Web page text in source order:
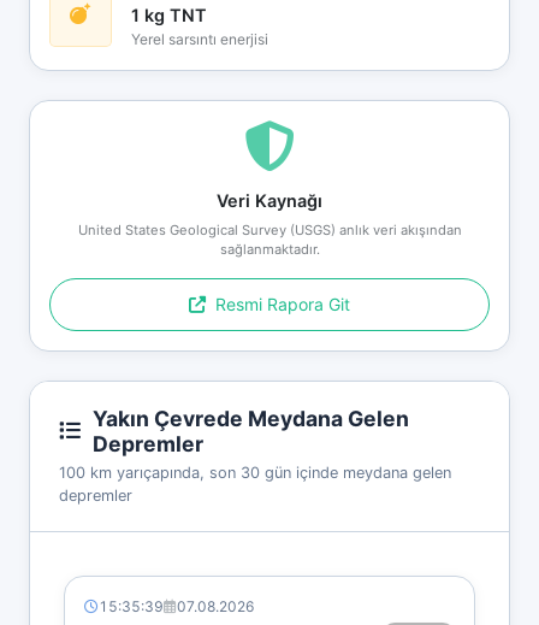
1 kg TNT
Yerel sarsıntı enerjisi
Veri Kaynağı
United States Geological Survey (USGS) anlık veri akışından
sağlanmaktadır.
Resmi Rapora Git
Yakın Çevrede Meydana Gelen
Depremler
100 km yarıçapında, son 30 gün içinde meydana gelen
depremler
15:35:39 07.08.2026